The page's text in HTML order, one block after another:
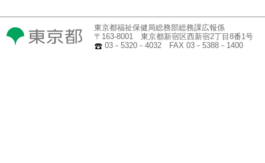
東京都福祉保健局総務部総務課広報係
〒163-8001 東京都新宿区西新宿2丁目8番1号
03－5320－4032 FAX 03－5388－1400